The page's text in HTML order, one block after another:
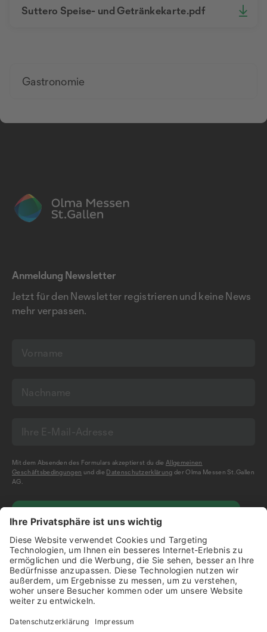
Suttero Speise- und Getränkekarte.pdf
Gastronomie
Anmeldung Newsletter
Jetzt für den Newsletter registrieren und keine News
mehr verpassen.
Mit dem Absenden des Formulars akzeptierst du dieAllgemeinen
Geschäftsbedingungen und die Datenschutzerklärung der Olma Messen St.Gallen
AG.